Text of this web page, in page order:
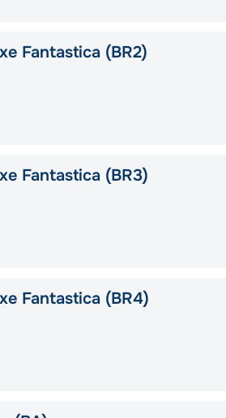
Fantastica (BR2)
Fantastica (BR3)
Fantastica (BR4)